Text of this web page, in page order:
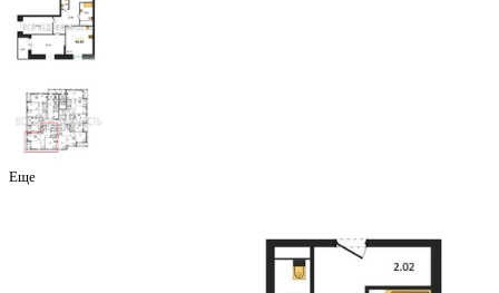
Воронеж, Кривошеина ул., д. 13/14